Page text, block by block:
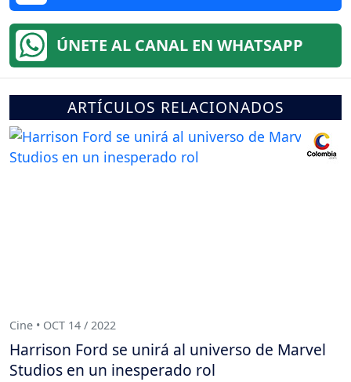
ÚNETE AL CANAL EN WHATSAPP
ARTÍCULOS RELACIONADOS
Cine • OCT 14 / 2022
Harrison Ford se unirá al universo de Marvel
Studios en un inesperado rol